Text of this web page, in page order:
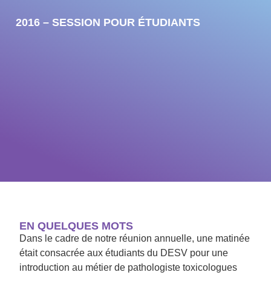
2016 – SESSION POUR ÉTUDIANTS
EN QUELQUES MOTS
Dans le cadre de notre réunion annuelle, une matinée
était consacrée aux étudiants du DESV pour une
introduction au métier de pathologiste toxicologues